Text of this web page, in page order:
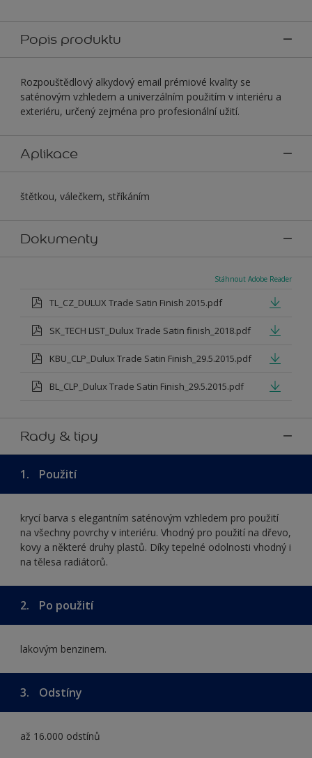
Popis produktu
Rozpouštědlový alkydový email prémiové kvality se
saténovým vzhledem a univerzálním použitím v interiéru a
exteriéru, určený zejména pro profesionální užití.
Aplikace
štětkou, válečkem, stříkáním
Dokumenty
Stáhnout Adobe Reader
TL_CZ_DULUX Trade Satin Finish 2015.pdf
SK_TECH LIST_Dulux Trade Satin finish_2018.pdf
KBU_CLP_Dulux Trade Satin Finish_29.5.2015.pdf
BL_CLP_Dulux Trade Satin Finish_29.5.2015.pdf
Rady & tipy
1. Použití
krycí barva s elegantním saténovým vzhledem pro použití
na všechny povrchy v interiéru. Vhodný pro použití na dřevo,
kovy a některé druhy plastů. Díky tepelné odolnosti vhodný i
na tělesa radiátorů.
2. Po použití
lakovým benzinem.
3. Odstíny
až 16.000 odstínů